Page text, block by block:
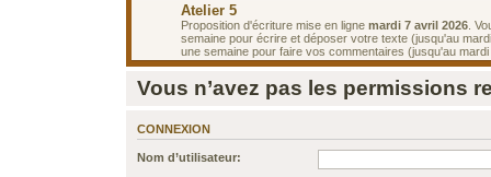
Atelier 5
Proposition d'écriture mise en ligne mardi 7 avril 2026 .
semaine pour écrire et déposer votre texte (jusqu'au
une semaine pour faire vos commentaires (jusqu'au
Vous n’avez pas les permissions
CONNEXION
Nom d’utilisateur: